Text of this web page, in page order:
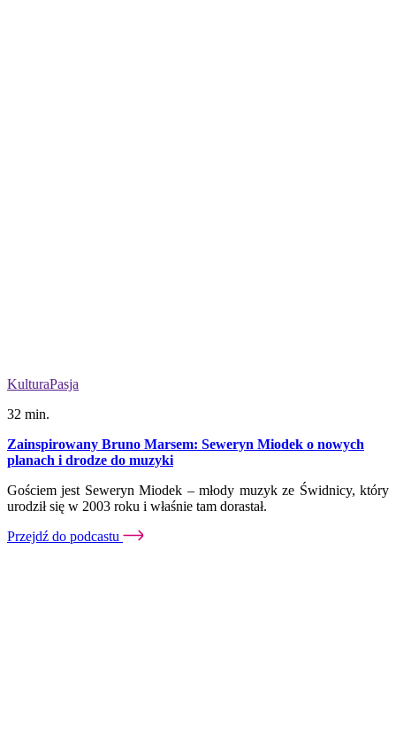
KulturaPasja
32 min.
Zainspirowany Bruno Marsem: Seweryn Miodek o nowych
planach i drodze do muzyki
Gościem jest Seweryn Miodek – młody muzyk ze Świdnicy, który
urodził się w 2003 roku i właśnie tam dorastał.
Przejdź do podcastu